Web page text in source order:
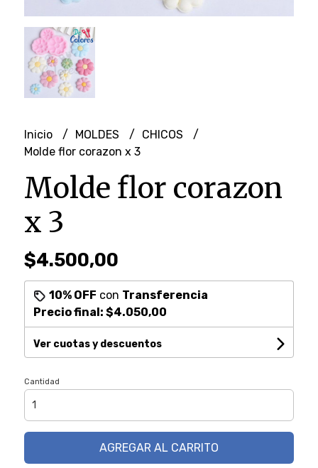
Inicio MOLDES
CHICOS
Molde flor corazon x 3
Molde flor corazon
x 3
$4.500,00
10% OFF con Transferencia
Precio final: $4.050,00
Ver cuotas y descuentos
Cantidad
AGREGAR AL CARRITO